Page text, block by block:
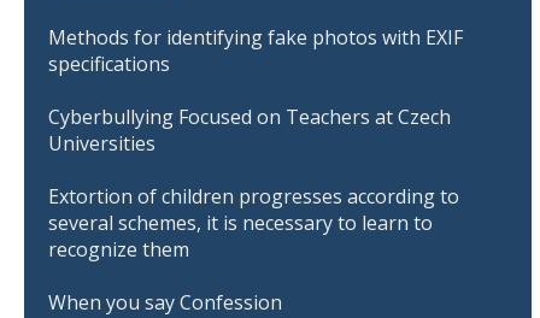
Methods for identifying fake photos with EXIF
specifications
Cyberbullying Focused on Teachers at Czech
Universities
Extortion of children progresses according to
several schemes, it is necessary to learn to
recognize them
When you say Confession